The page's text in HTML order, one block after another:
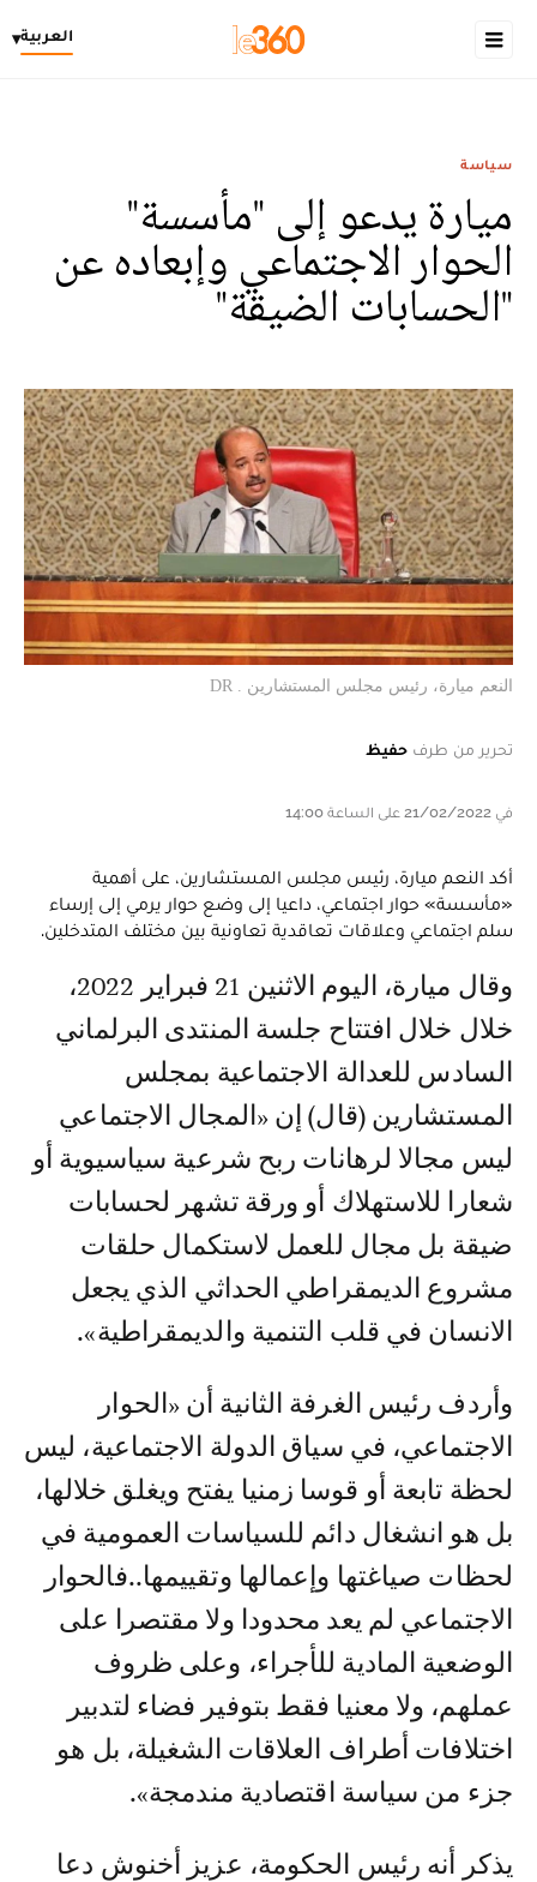
العربية▾
سياسة
ميارة يدعو إلى "مأسسة"
الحوار الاجتماعي وإبعاده عن
"الحسابات الضيقة"
النعم ميارة، رئيس مجلس المستشارين . DR
تحرير من طرف حفيظ
في 21/02/2022 على الساعة 14:00
أكد النعم ميارة، رئيس مجلس المستشارين، على أهمية
«مأسسة» حوار اجتماعي، داعيا إلى وضع حوار يرمي إلى إرساء
سلم اجتماعي وعلاقات تعاقدية تعاونية بين مختلف المتدخلين.
وقال ميارة، اليوم الاثنين 21 فبراير 2022،
خلال خلال افتتاح جلسة المنتدى البرلماني
السادس للعدالة الاجتماعية بمجلس
المستشارين (قال) إن «المجال الاجتماعي
ليس مجالا لرهانات ربح شرعية سياسيوية أو
شعارا للاستهلاك أو ورقة تشهر لحسابات
ضيقة بل مجال للعمل لاستكمال حلقات
مشروع الديمقراطي الحداثي الذي يجعل
الانسان في قلب التنمية والديمقراطية».
وأردف رئيس الغرفة الثانية أن «الحوار
الاجتماعي، في سياق الدولة الاجتماعية، ليس
لحظة تابعة أو قوسا زمنيا يفتح ويغلق خلالها،
بل هو انشغال دائم للسياسات العمومية في
لحظات صياغتها وإعمالها وتقييمها..فالحوار
الاجتماعي لم يعد محدودا ولا مقتصرا على
الوضعية المادية للأجراء، وعلى ظروف
عملهم، ولا معنيا فقط بتوفير فضاء لتدبير
اختلافات أطراف العلاقات الشغيلة، بل هو
جزء من سياسة اقتصادية مندمجة».
يذكر أنه رئيس الحكومة، عزيز أخنوش دعا